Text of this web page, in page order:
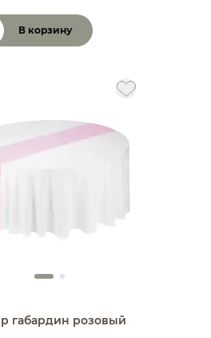
товара
В корзину
габардин розовый